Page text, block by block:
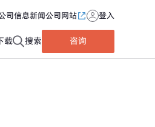
司信息新闻公司网站 登入
载 搜索 咨询